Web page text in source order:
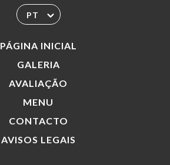
PT
PÁGINA INICIAL
GALERIA
AVALIAÇÃO
MENU
CONTACTO
AVISOS LEGAIS